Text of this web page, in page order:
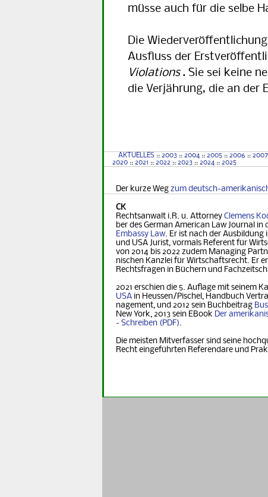
müsse auch für die selbe
Die
Ausfluss der
Violations . Sie sei keine
die Verjährung, die an der
AKTUELLES :: 2003 :: 2004 :: 2005 :: 2006 :: 2007
2020 :: 2021 :: 2022 :: 2023 :: 2024 :: 2025
Der kurze Weg zum deutsch-
CK
Rechtsanwalt i.R. u. Attorney Clemens
ber des German Ame­ri­can Law Journal
Embassy Law. Er ist nach der
und USA Jurist, vormals Referent für
von 2014 bis 2022 zudem Managing
nischen Kanzlei für Wirtschaftsrecht. Er
Rechts­fra­gen in Büchern und
2021 erschien die 5. Auflage mit seinem
USA in Heus­sen/Pischel, Handbuch
na­ge­ment, und 2012 sein Buchbeitrag
New York, 2013 sein EBook Der
- Schreiben
.
Die meisten Mitverfasser sind seine
Recht eingeführten Referendare und